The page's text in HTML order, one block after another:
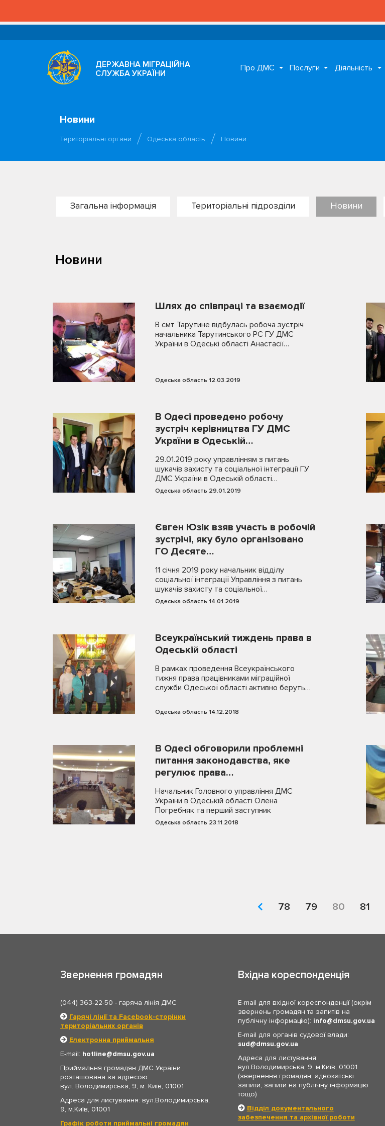
ДЕРЖАВНА МІГРАЦІЙНА
СЛУЖБА УКРАЇНИ
Про ДМС Послуги Діяльність
Новини
Територіальні органи Одеська область Новини
Загальна інформація Територіальні підрозділи Новини
Новини
Шлях до співпраці та взаємодії
В смт Тарутине відбулась робоча зустріч
начальника Тарутинського РС ГУ ДМС
України в Одеські області Анастасії…
Одеська область 12.03.2019
В Одесі проведено робочу
зустріч керівництва ГУ ДМС
України в Одеській…
29.01.2019 року управлінням з питань
шукачів захисту та соціальної інтеграції ГУ
ДМС України в Одеській області…
Одеська область 29.01.2019
Євген Юзік взяв участь в робочій
зустрічі, яку було організовано
ГО Десяте…
11 січня 2019 року начальник відділу
соціальної інтеграції Управління з питань
шукачів захисту та соціальної…
Одеська область 14.01.2019
Всеукраїнський тиждень права в
Одеській області
В рамках проведення Всеукраїнського
тижня права працівниками міграційної
служби Одеської області активно беруть…
Одеська область 14.12.2018
В Одесі обговорили проблемні
питання законодавства, яке
регулює права…
Начальник Головного управління ДМС
України в Одеській області Олена
Погребняк та перший заступник
начальника…
Одеська область 23.11.2018
78 79 80 81
Звернення громадян
(044) 363-22-50 - гаряча лінія ДМС
Гарячі лінії та Facebook-сторінки
територіальних органів
Електронна приймальня
E-mail: hotline
dmsu.gov.ua
Приймальня громадян ДМС України
розташована за адресою:
вул. Володимирська, 9, м. Київ, 01001
Адреса для листування: вул.Володимирська,
9, м.Київ, 01001
Графік роботи приймальні громадян
Вхідна кореспонденція
E-mail для вхідної кореспонденції (окрім
звернень громадян та запитів на
публічну інформацію): info
dmsu.gov.ua
E-mail для органів судової влади:
sud
dmsu.gov.ua
Адреса для листування:
вул.Володимирська, 9, м.Київ, 01001
(звернення громадян, адвокатські
запити, запити на публічну інформацію
тощо)
Відділ документального
забезпечення та архівної роботи